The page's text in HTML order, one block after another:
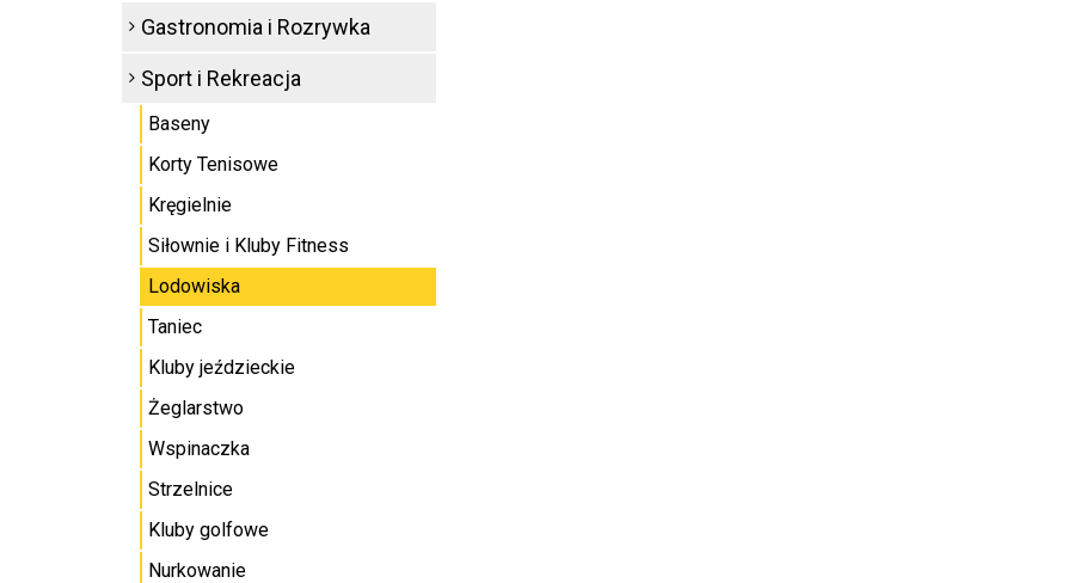
Gastronomia i Rozrywka
Sport i Rekreacja
Baseny
Korty Tenisowe
Kręgielnie
Siłownie i Kluby Fitness
Lodowiska
Taniec
Kluby jeździeckie
Żeglarstwo
Wspinaczka
Strzelnice
Kluby golfowe
Nurkowanie